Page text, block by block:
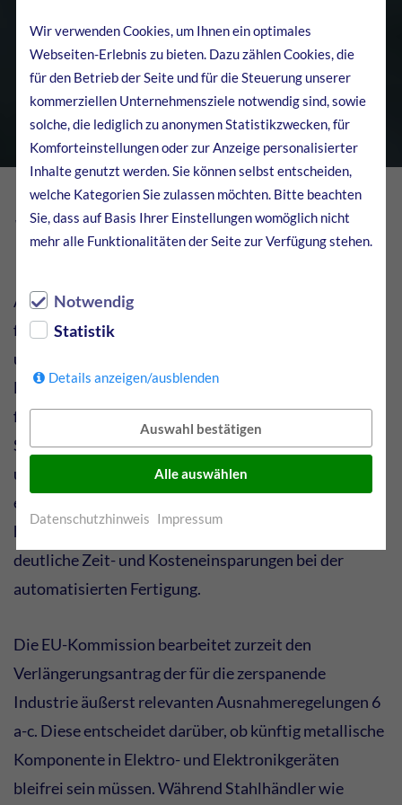
Was ist Automatenstahl?
Automatenstähle sind Qualitätsstahllegierungen, die
für die Zerspanung auf automatisierten Werkzeug-
und Drehmaschinen optimiert sind. Das
Legierungselement Blei sorgt dabei für heterogene
feinverteilte Bleieinschlüsse im Stahl, die den
Spanbruch erleichtern sowie die Oberflächenqualität
und die Qualität der Schnittflächen verbessern. Das
ermöglicht einen störungsfreien Automatenbetrieb,
höhere Schnittgeschwindigkeiten und somit auch
deutliche Zeit- und Kosteneinsparungen bei der
automatisierten Fertigung.
Die EU-Kommission bearbeitet zurzeit den
Verlängerungsantrag der für die zerspanende
Industrie äußerst relevanten Ausnahmeregelungen 6
a-c. Diese entscheidet darüber, ob künftig metallische
Komponente in Elektro- und Elektronikgeräten
bleifrei sein müssen. Während Stahlhändler wie
Wir verwenden Cookies, um Ihnen ein optimales
Webseiten-Erlebnis zu bieten. Dazu zählen Cookies, die
für den Betrieb der Seite und für die Steuerung unserer
kommerziellen Unternehmensziele notwendig sind, sowie
solche, die lediglich zu anonymen Statistikzwecken, für
Komforteinstellungen oder zur Anzeige personalisierter
Inhalte genutzt werden. Sie können selbst entscheiden,
welche Kategorien Sie zulassen möchten. Bitte beachten
Sie, dass auf Basis Ihrer Einstellungen womöglich nicht
mehr alle Funktionalitäten der Seite zur Verfügung stehen.
Notwendig
Statistik
Details anzeigen/ausblenden
Auswahl bestätigen
Alle auswählen
Datenschutzhinweis Impressum